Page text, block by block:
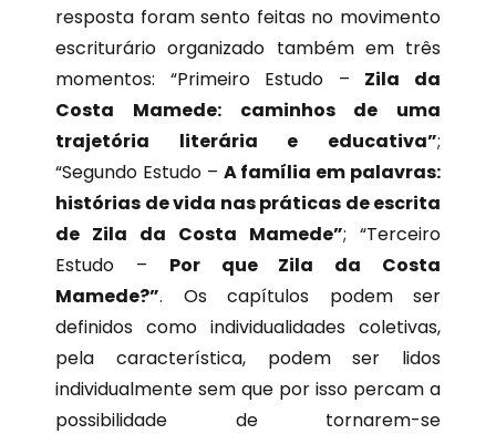
resposta foram sento feitas no movimento
escriturário organizado também em três
momentos: “Primeiro Estudo – Zila da
Costa Mamede: caminhos de uma
trajetória literária e educativa”;
“Segundo Estudo – A família em palavras:
histórias de vida nas práticas de escrita
de Zila da Costa Mamede”; “Terceiro
Estudo – Por que Zila da Costa
Mamede?”. Os capítulos podem ser
definidos como individualidades coletivas,
pela característica, podem ser lidos
individualmente sem que por isso percam a
possibilidade de tornarem-se